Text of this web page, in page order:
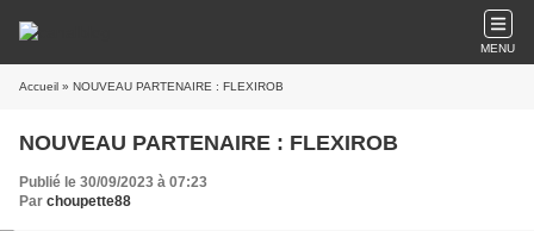
MENU
Accueil » NOUVEAU PARTENAIRE : FLEXIROB
NOUVEAU PARTENAIRE : FLEXIROB
Publié le 30/09/2023 à 07:23
Par choupette88